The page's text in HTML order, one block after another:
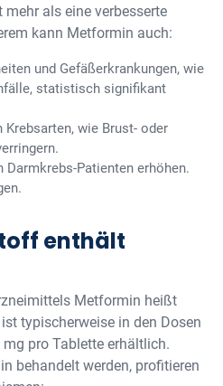
als eine verbesserte
kann Metformin auch:
und Gefäßerkrankungen, wie
statistisch signifikant
wie Brust- oder
Darmkrebs-Patienten erhöhen.
enthält
Metformin heißt
typischerweise in den Dosen
pro Tablette erhältlich.
behandelt werden, profitieren